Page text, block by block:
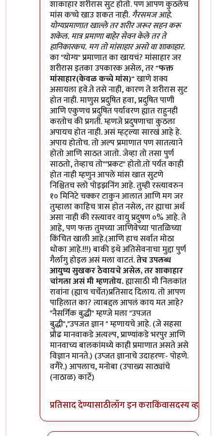
शाकाहार शरीरास सुट होतो. पण आपण कुठलेच
मांस कच्चे खाउ शकत नाही.गैरसमज आहे.
योग्यप्रमाणात खाल्ले तर शरीर जरूर सहन करू
शकेल. मात्र प्रमाणा बाहेर सेवन केले तर ते
हानिकारकच. मग तो मांसाहार असो वा शाकाहार.
का "योग्य" प्रमाणात का खायचं? मांसाहार जर
शरीरास इतका उपकारक असेल, तर"फक्त
मांसाहार(केवळ कच्चे मांस)"खाणे शक्य
असायला हवे.ते तसे नाही, कारण ते शरीरास सुट
होत नाही. माणुस प्रदुषित हवा, प्रदुषित पाणी
आणि एकुणच प्रदुषित पर्यावरण ह्यात राहुनही
करतोच की प्रगती. म्हणजे प्रदुषणाचा कुठला
अपायच होत नाही. असं म्हट्ल्या सारखं आहे हे.
अपाय होतोच. तो अल्प प्रमाणात पण सातत्याने
होतो आणि साठत जातो. जेव्हा तो तसा पुर्ण
साठतो, तेव्हाच तो""प्रकट" होतो.तो पर्यंत काही
होत नाही म्हणुन आपले मांस खात सुटणे
निश्चितच स्लो पोइझनिंग आहे. तुम्ही रस्त्यावरुन
१० मिनिटे चक्कर टाकुन आलात आणि मग जर
तुम्हाला काहिच त्रास होत नसेल, तर ह्याचा अर्थ
असा नाही की रस्त्यावर वायु प्रदुषण ०% आहे. ते
आहे, पण फक्त तुमच्या जाणिवेच्या पातळिच्या
किंचित खाली आहे.(आणि हाच सर्वात मोठा
धोका आहे.!!!) बाकी इथे अतिसेवनाचा मुद्दा पुर्ण
गैर्लागु होइल असं मला वाटतं.तेच उपलब्ध
आयुष्य सुखकर ठेवायचे असेल, तर शाकाहार
चांगला असं मी म्हणतोय.ह्यासाठी मी निलकांत
रावांना (ह्याच चर्चेत)प्रतिसाद दिलाय. तो आपण
पाहिलात का? त्याबद्दल आपलं काय मत आहे?
"नैसर्गिक बुद्धी" म्हण्जे मला "उपजत
बुद्धी","उपजत ज्ञान " म्हणायचे आहे. (जे सहसा
प्रौढ मानवाकडे अत्यल्प, प्राण्यांकडे भरपुर आणि
मानवाच्य बालकांमध्ये काही प्रमाणात असते असे
विज्ञान मानते.) (उप्जत ज्ञानाचे उदाहरणः- पोहणे.
वगैरे.) आपलाच, मनोबा (उपाख्य साठ्यांचे
(नाठाळ) कार्टे)
प्रतिसाद देण्यासाठीलॉग इन कराकिंवासदस्य व्हा